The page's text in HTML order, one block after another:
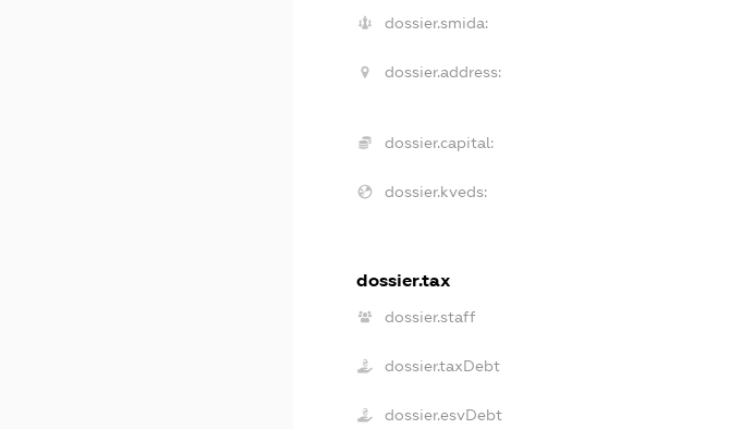
dossier.smida:
dossier.address:
dossier.capital:
dossier.kveds:
dossier.tax
dossier.staff
dossier.taxDebt
dossier.esvDebt